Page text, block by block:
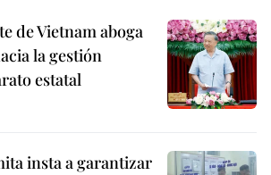
de Vietnam aboga
la gestión
estatal
insta a garantizar